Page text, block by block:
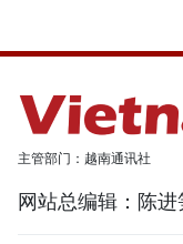
主管部门：越南通讯社
网站总编辑：陈进